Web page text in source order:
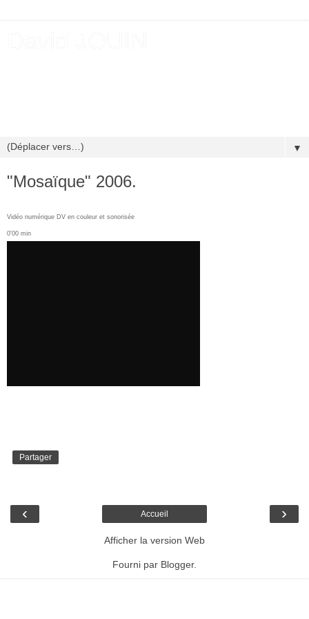
▼
"Mosaïque" 2006.
Vidéo numérique DV en couleur et sonorisée
0'00 min
Partager
‹ ›
Accueil
Afficher la version Web
Fourni par Blogger.